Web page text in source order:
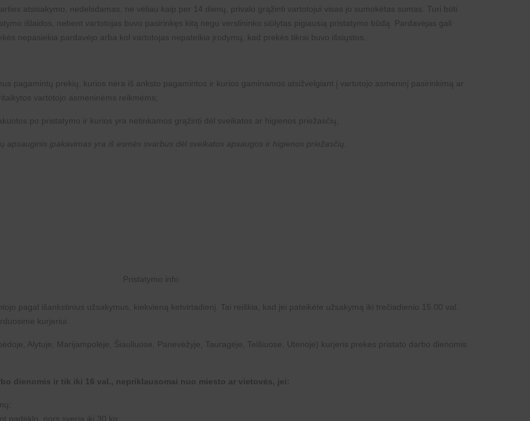
atsisakymo, nedelsdamas, ne vėliau kaip per 14 dienų, privalo grąžinti vartotojui visas jo sumokėtas sumas. Turi būti
išlaidos, nebent vartotojas buvo pasirinkęs kitą negu verslininko siūlytas pigiausią pristatymo būdą. Pardavėjas gali
nepasiekia pardavėjo arba kol vartotojas nepateikia įrodymų, kad prekės tikrai buvo išsiųstos.
pagamintų prekių, kurios nėra iš anksto pagamintos ir kurios gaminamos atsižvelgiant į vartotojo asmeninį pasirinkimą ar
vartotojo asmeninėms reikmėms;
po pristatymo ir kurios yra netinkamos grąžinti dėl sveikatos ar higienos priežasčių;
apsauginis įpakavimas yra iš esmės svarbus dėl sveikatos apsaugos ir higienos priežasčių.
pagal išankstinius užsakymus, kiekvieną ketvirtadienį. Tai reiškia, kad jei pateikėte užsakymą iki trečiadienio 15.00 val.
kurjeriui.
Alytuje, Marijampolėje, Šiauliuose, Panevėžyje, Tauragėje, Telšiuose, Utenoje) kurjeris prekes pristato darbo dienomis
dienomis ir tik iki 16 val., nepriklausomai nuo miesto ar vietovės, jei:
padėklo, nors sveria iki 30 kg;